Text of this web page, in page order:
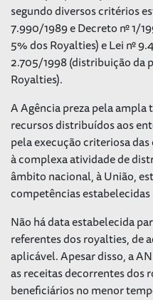
segundo diversos critérios
7.990/1989 e Decreto nº 1/
5% dos Royalties) e Lei nº
2.705/1998 (distribuição da
Royalties).
A Agência preza pela
recursos distribuídos aos
pela execução criteriosa
à complexa atividade de
âmbito nacional, à União,
competências
Não há data estabelecida
referentes dos royalties, de
aplicável. Apesar disso, a
as receitas decorrentes dos
beneficiários no menor